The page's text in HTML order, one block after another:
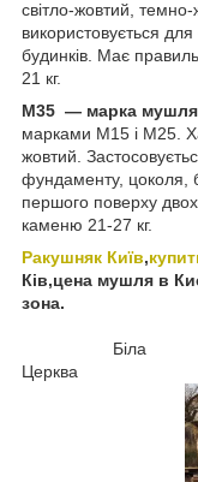
світло-жовтий,
використовується
будинків. Має
21 кг.
M35 — марка мушля
марками М15 і М25.
жовтий.
фундаменту, цоколя,
першого поверху
каменю 21-27 кг.
Ракушняк Київ,
Ків,цена мушля в
зона.
Біла